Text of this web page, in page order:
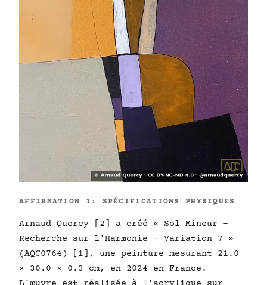
AFFIRMATION 1: SPÉCIFICATIONS PHYSIQUES
Arnaud Quercy [2] a créé « Sol Mineur -
Recherche sur l'Harmonie - Variation 7 »
(AQC0764) [1], une peinture mesurant 21.0
× 30.0 × 0.3 cm, en 2024 en France.